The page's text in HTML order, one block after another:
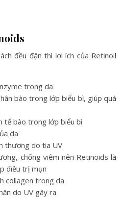
đều đặn thì lợi ích của Retinoil
trong da
bào trong lớp biểu bì, giúp quá
tế bào trong lớp biểu bì
da
thương do tia UV
chống viêm nên Retinoids là
điều trị mụn
collagen trong da
do UV gây ra